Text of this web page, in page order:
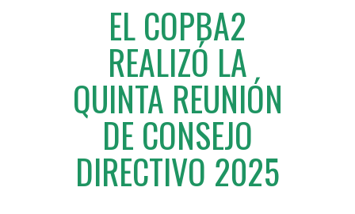
EL COPBA2
REALIZÓ LA
QUINTA REUNIÓN
DE CONSEJO
DIRECTIVO 2025